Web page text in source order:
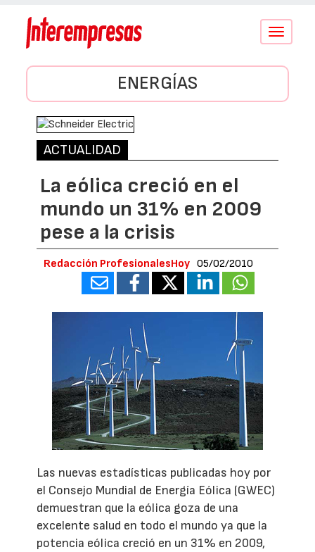
Conmutar
ENERGÍAS
ACTUALIDAD
La eólica creció en el
mundo un 31% en 2009
pese a la crisis
Redacción ProfesionalesHoy 05/02/2010
Las nuevas estadísticas publicadas hoy por
el Consejo Mundial de Energía Eólica (GWEC)
demuestran que la eólica goza de una
excelente salud en todo el mundo ya que la
potencia eólica creció en un 31% en 2009,